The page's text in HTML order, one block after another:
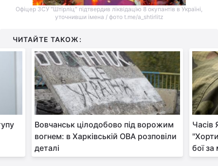
Тема оформлення
Офіцер ЗСУ "Штірліц" підтвердив ліквідацію 8 окупантів в Україні,
уточнивши імена / фото t.me/a_shtirlitz
ЧИТАЙТЕ ТАКОЖ:
Вовчанськ цілодобово під ворожим
вогнем: в Харківській ОВА розповіли
деталі
Часів
бої за